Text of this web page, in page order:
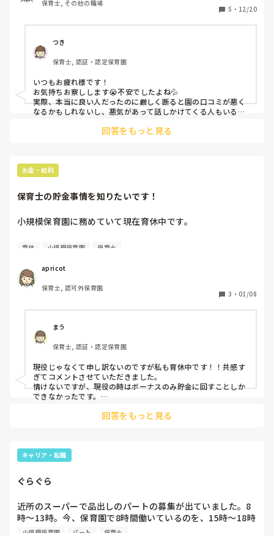
た事で逆上したり追いかけられたらどう対応したら良かった
のかなと，考えてしまいました。不審者かもしれないので警
察にも報告し、「そんな時は警察に電話してください」とア
ドバイスも受けたのですが…実際は電話できるのかな？と思
ってしまいました。
皆さんの園ではこんな場面の時の対策は考えていますか？教
保育士, その他の職場
5 ・ 12/20
つき
保育士, 認証・認定保育園
いつもお疲れ様です！
お気持ちお察しします😭不安でしたよね💦
実際、本当に良い人だったのに厳しく断ると園の口コミが悪く
なるかもしれないし、悪気があって話しかけてくる人もいるか
たんだと思います！きっと保育士として子どもたちを守らなき
ちなみにですが、私の園ではお散歩は必ず複数名の保育士がつ
くので不審な人が現れた際には、片方はその人と付きっきりで
話す、片方はバギー（0歳児のため）を持ちながら警察や園に
電話する、となっています！
回答をもっと見る
お金・給料
保育士の貯金事情を知りたいです！
小規模保育園に務めていて現在育休中です。
育休前から生活費を払うと、お金が残るどころか
育休中の現在、貯金が出来るのか不安です。。
現役で働かれている方は、貯金など
育休 小規模保育園 保育士
apricot
保育士, 認可外保育園
3 ・ 01/08
まう
保育士, 認証・認定保育園
現役じゃなくて申し訳ないのですが私も育休中です！！共感す
ぎてコメントさせていただきました。
情けないですが、現役の時はボーナスのみ貯金に回すことしか
できなかったです。
回答をもっと見る
キャリア・転職
ぐらぐら
近所のスーパーで品出しのパートの募集が出ていました。8
時～13時。今、保育園で8時間働いているのを、15時～18時
半の短期にして、ダブルワークするのも手かな？と思い心が
小規模保育園 パート 保育士